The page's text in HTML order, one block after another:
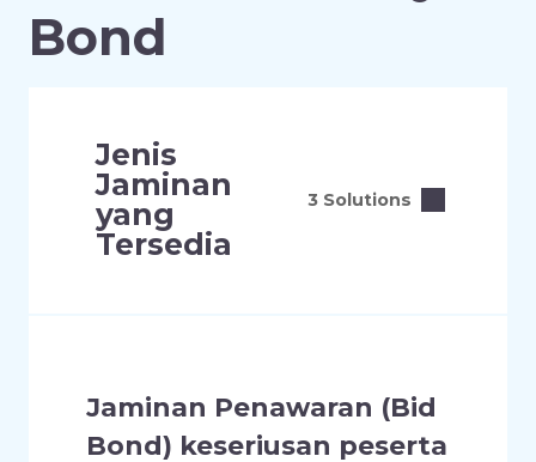
Bond
Jenis
Jaminan
yang
Tersedia
3 Solutions
Jaminan Penawaran (Bid
Bond) keseriusan peserta